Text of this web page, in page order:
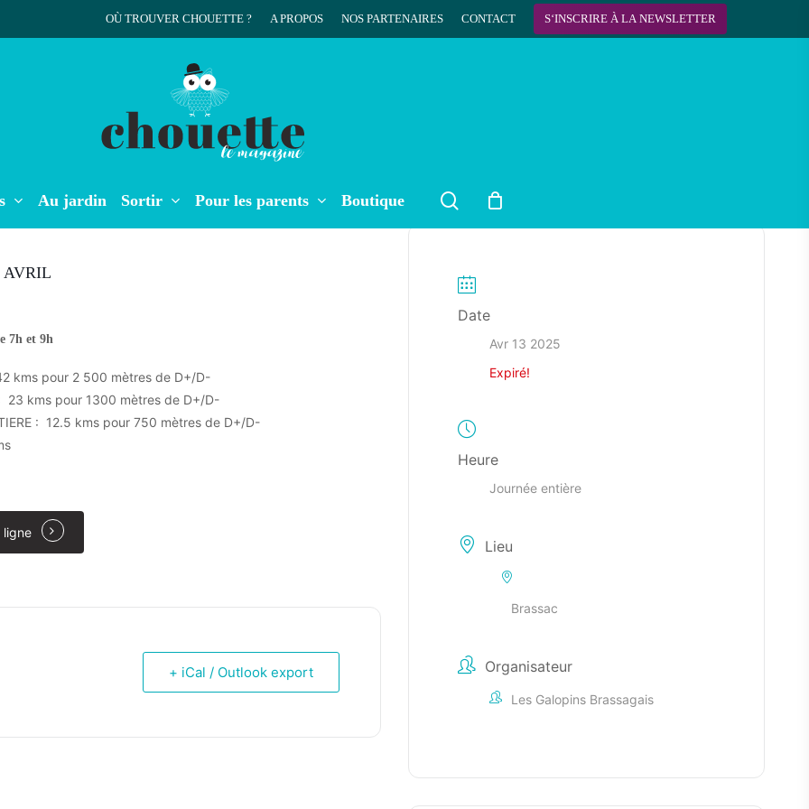
OÙ TROUVER CHOUETTE ? A PROPOS NOS PARTENAIRES CONTACT S‘INSCRIRE À LA NEWSLETTER
Au jardin Sortir Pour les parents Boutique search
AVRIL
7h et 9h
kms pour 2 500 mètres de D+/D-
23 kms pour 1300 mètres de D+/D-
: 12.5 kms pour 750 mètres de D+/D-
ligne
+ iCal / Outlook export
Date
Avr 13 2025
Expiré!
Heure
Journée entière
Lieu
Brassac
Organisateur
Les Galopins Brassagais